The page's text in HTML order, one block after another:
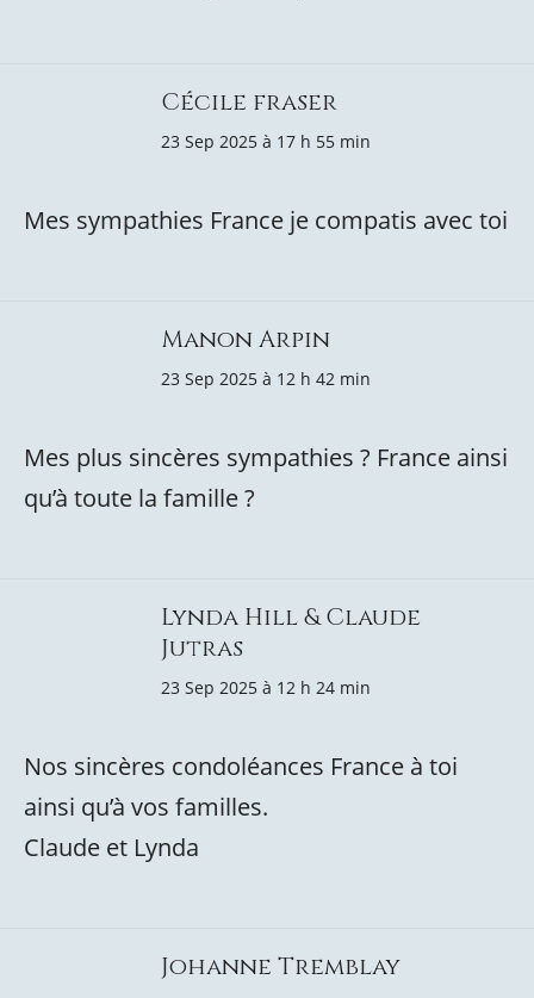
Cécile fraser
23 Sep 2025 à 17 h 55 min
Mes sympathies France je compatis avec toi
Manon Arpin
23 Sep 2025 à 12 h 42 min
Mes plus sincères sympathies ? France ainsi
qu’à toute la famille ?
Lynda Hill & Claude
Jutras
23 Sep 2025 à 12 h 24 min
Nos sincères condoléances France à toi
ainsi qu’à vos familles.
Claude et Lynda
Johanne Tremblay